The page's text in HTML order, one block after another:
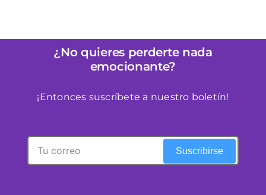
¿No quieres perderte nada
emocionante?
¡Entonces suscríbete a nuestro boletín!
Suscribirse